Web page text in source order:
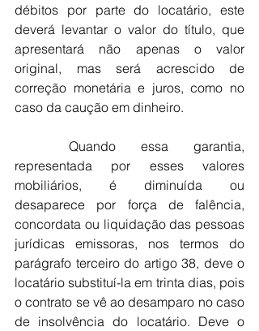
débitos por parte do locatário, este
deverá levantar o valor do título, que
apresentará não apenas o valor
original, mas será acrescido de
correção monetária e juros, como no
caso da caução em dinheiro.
representada por esses valores
mobiliários, é diminuída ou
desaparece por força de falência,
concordata ou liquidação das pessoas
jurídicas emissoras, nos termos do
parágrafo terceiro do artigo 38, deve o
locatário substituí-la em trinta dias, pois
o contrato se vê ao desamparo no caso
de insolvência do locatário. Deve o